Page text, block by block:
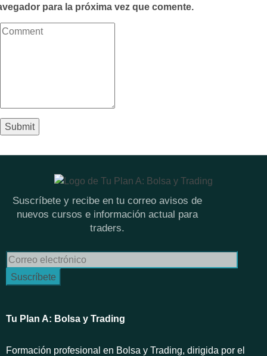
para la próxima vez que comente.
Suscríbete y recibe en tu correo avisos de
nuevos cursos e información actual para
traders.
Tu Plan A: Bolsa y Trading
Formación profesional en Bolsa y Trading, dirigida por el